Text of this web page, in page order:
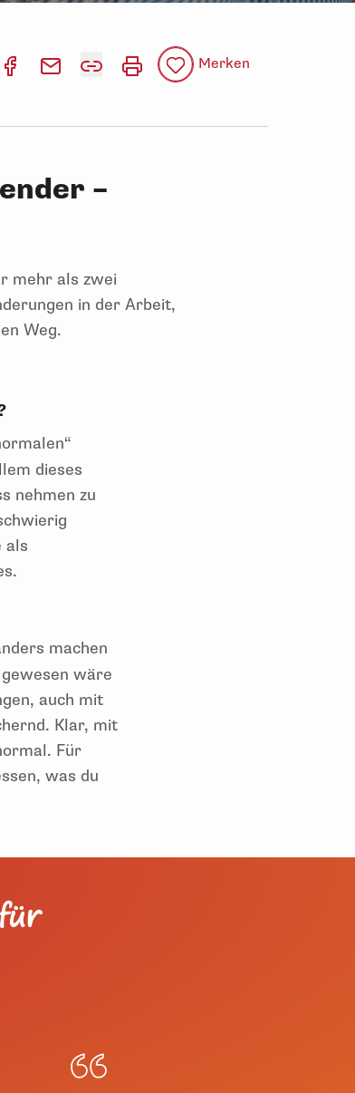
Merken
–
mehr als zwei
in der Arbeit,
Weg.
dieses
nehmen zu
als
machen
wäre
auch mit
Klar, mit
Für
was du